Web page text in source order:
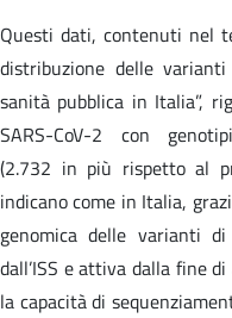
Questi dati, contenuti nel
distribuzione delle
sanità pubblica in Italia”,
SARS-CoV-2 con
(2.732 in più rispetto al
indicano come in Italia,
genomica delle varianti di
dall’ISS e attiva dalla fine
la capacità di